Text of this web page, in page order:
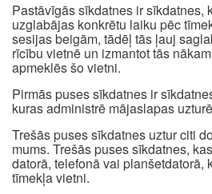
Pastāvīgās sīkdatnes ir sīkdatnes,
uzglabājas konkrētu laiku pēc
sesijas beigām, tādēļ tās ļauj
rīcību vietnē un izmantot tās
apmeklēs šo vietni.
Pirmās puses sīkdatnes ir
kuras administrē mājaslapas
Trešās puses sīkdatnes uztur citi
mums. Trešās puses sīkdatnes,
datorā, telefonā vai planšetdatorā,
tīmekļa vietni.